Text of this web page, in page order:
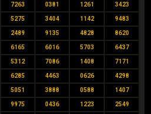
7263 0381 1261 3423
5275 3404 1142 9483
2489 9135 4828 8620
6165 6016 5703 6437
5312 7086 1408 7171
6285 4463 0626 4298
5051 3888 0588 1407
9975 0436 1223 2549